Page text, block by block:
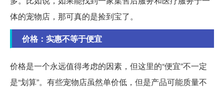
体的宠物店，那可真的是捡到宝了。
价格：实惠不等于便宜
价格是一个永远值得考虑的因素，但这里的“便宜”不一定
是“划算”。有些宠物店虽然单价低，但是产品可能质量不